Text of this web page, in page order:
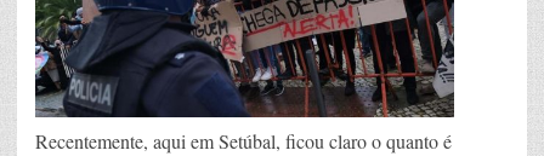
Recentemente, aqui em Setúbal, ficou claro o quanto é